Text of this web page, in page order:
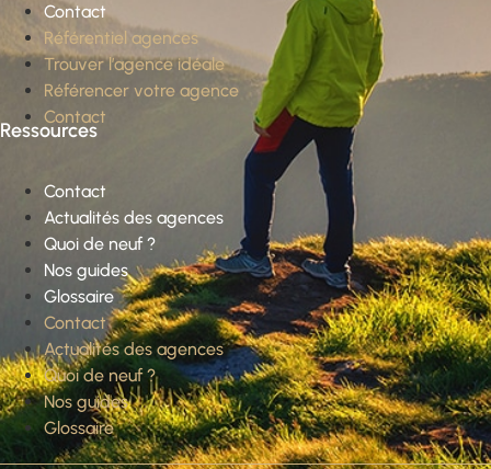
Contact
Référentiel agences
Trouver l’agence idéale
Référencer votre agence
Contact
Ressources
Contact
Actualités des agences
Quoi de neuf ?
Nos guides
Glossaire
Contact
Actualités des agences
Quoi de neuf ?
Nos guides
Glossaire